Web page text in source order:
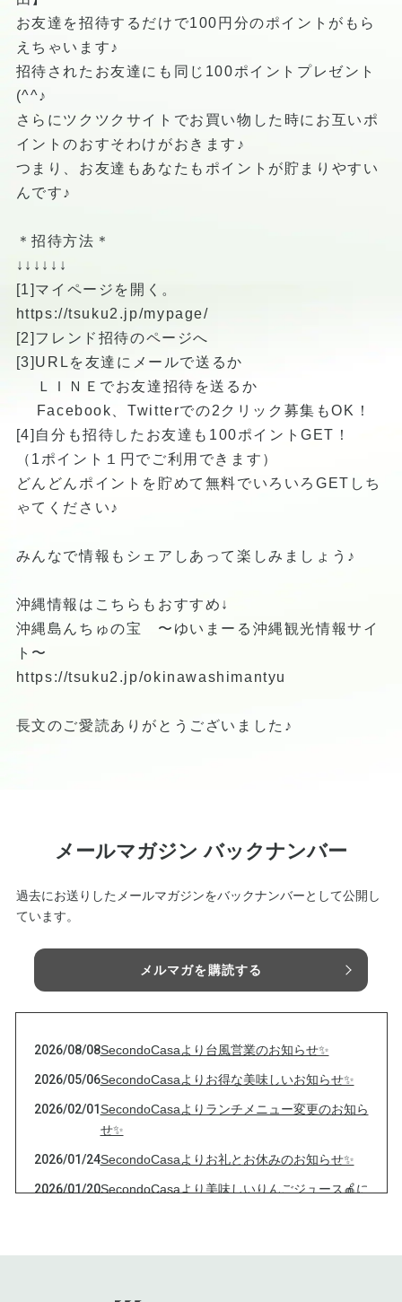
お友達を招待するだけで100円分のポイントがもら
えちゃいます♪
招待されたお友達にも同じ100ポイントプレゼント
(^^♪
さらにツクツクサイトでお買い物した時にお互いポ
イントのおすそわけがおきます♪
つまり、お友達もあなたもポイントが貯まりやすい
んです♪
＊招待方法＊
↓↓↓↓↓↓
[1]マイページを開く。
https://tsuku2.jp/mypage/
[2]フレンド招待のページへ
[3]URLを友達にメールで送るか
ＬＩＮＥでお友達招待を送るか
Facebook、Twitterでの2クリック募集もOK！
[4]自分も招待したお友達も100ポイントGET！
（1ポイント１円でご利用できます）
どんどんポイントを貯めて無料でいろいろGETしち
ゃてください♪
みんなで情報もシェアしあって楽しみましょう♪
沖縄情報はこちらもおすすめ↓
沖縄島んちゅの宝 〜ゆいまーる沖縄観光情報サイ
ト〜
https://tsuku2.jp/okinawashimantyu
長文のご愛読ありがとうございました♪
メールマガジン バックナンバー
過去にお送りしたメールマガジンをバックナンバーとして公開し
ています。
メルマガを購読する
2026/08/08SecondoCasaより台風営業のお知らせ✨
2026/05/06SecondoCasaよりお得な美味しいお知らせ✨
2026/02/01SecondoCasaよりランチメニュー変更のお知ら
せ✨
2026/01/24SecondoCasaよりお礼とお休みのお知らせ✨
2026/01/20SecondoCasaより美味しいりんごジュース🍎に
ー🎄